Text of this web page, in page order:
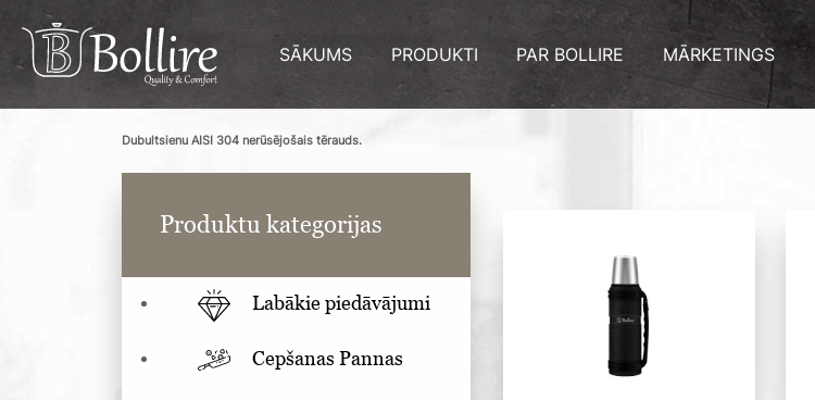
SĀKUMS PRODUKTI PAR BOLLIRE MĀRKETINGS
Dubultsienu AISI 304 nerūsējošais tērauds.
Produktu kategorijas
Labākie piedāvājumi
Cepšanas Pannas